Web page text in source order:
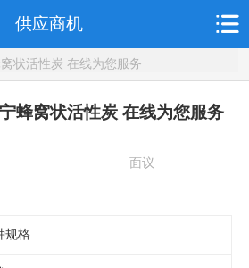
供应商机
状活性炭 在线为您服务
蜂窝状活性炭 在线为您服务
面议
规格